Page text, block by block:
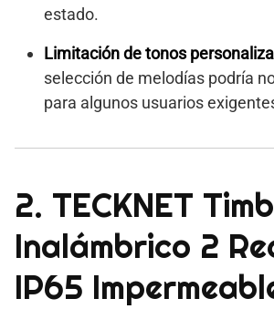
estado.
Limitación de tonos
selección de melodías podría
para algunos usuarios
2. TECKNET
Inalámbrico 2
IP65